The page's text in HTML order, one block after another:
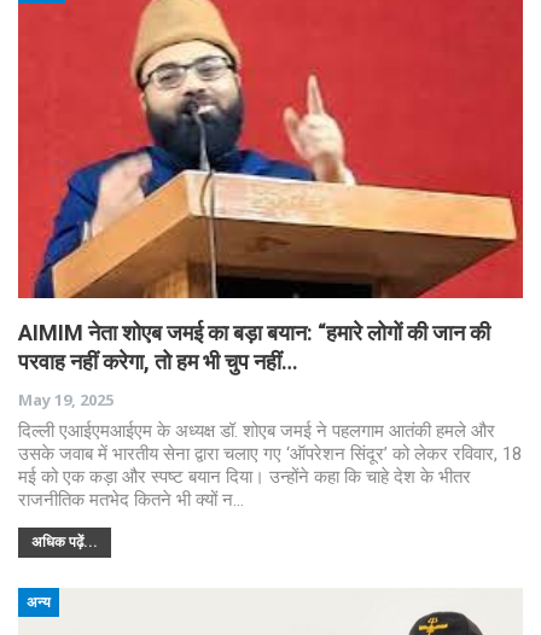
AIMIM नेता शोएब जमई का बड़ा बयान: “हमारे लोगों की जान की
परवाह नहीं करेगा, तो हम भी चुप नहीं…
May 19, 2025
दिल्ली एआईएमआईएम के अध्यक्ष डॉ. शोएब जमई ने पहलगाम आतंकी हमले और
उसके जवाब में भारतीय सेना द्वारा चलाए गए ‘ऑपरेशन सिंदूर’ को लेकर रविवार, 18
मई को एक कड़ा और स्पष्ट बयान दिया। उन्होंने कहा कि चाहे देश के भीतर
राजनीतिक मतभेद कितने भी क्यों न…
अधिक पढ़ें...
अन्य